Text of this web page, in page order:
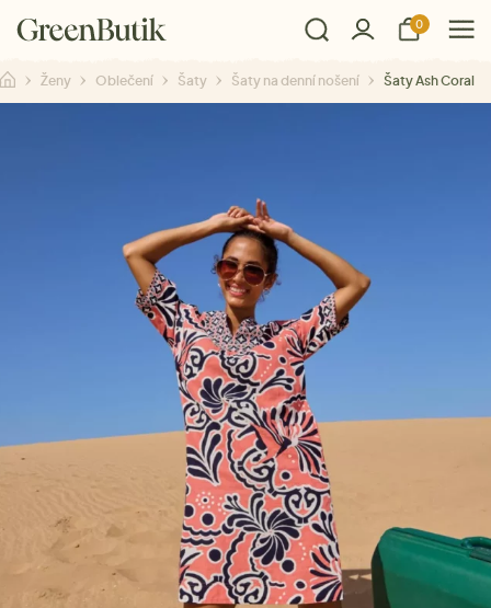
0
Ženy Oblečení Šaty Šaty na denní nošení Šaty Ash Coral